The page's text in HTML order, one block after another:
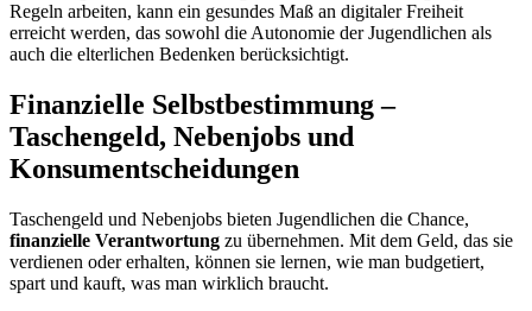
Regeln arbeiten, kann ein gesundes Maß an digitaler Freiheit
erreicht werden, das sowohl die Autonomie der Jugendlichen als
auch die elterlichen Bedenken berücksichtigt.
Finanzielle Selbstbestimmung –
Taschengeld, Nebenjobs und
Konsumentscheidungen
Taschengeld und Nebenjobs bieten Jugendlichen die Chance,
finanzielle Verantwortung zu übernehmen. Mit dem Geld, das sie
verdienen oder erhalten, können sie lernen, wie man budgetiert,
spart und kauft, was man wirklich braucht.